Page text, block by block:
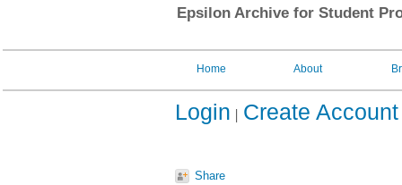
Epsilon Archive for Student
Home About
Login Create Account
Share